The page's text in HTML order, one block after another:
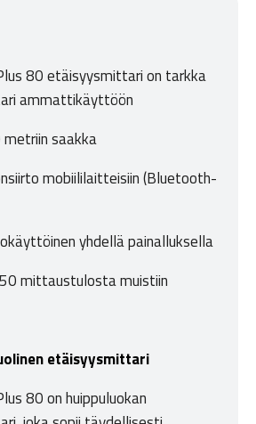
80 etäisyysmittari on tarkka
ammattikäyttöön
saakka
mobiililaitteisiin (Bluetooth-
yhdellä painalluksella
mittaustulosta muistiin
etäisyysmittari
80 on huippuluokan